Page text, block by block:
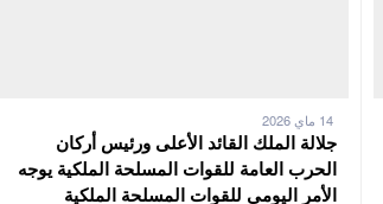
جلالة الملك القائد الأعلى ورئيس أركان
الحرب العامة للقوات المسلحة الملكية يوجه
الأمر اليومي للقوات المسلحة الملكية